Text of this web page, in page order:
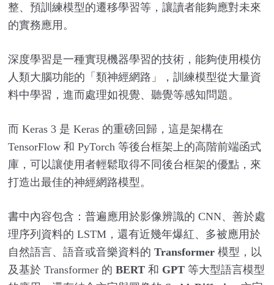
整、預訓練模型的遷移學習等，讓讀者能夠應對未來
的實務應用。
深度學習是一種實現機器學習的技術，能夠使用模仿
人類大腦功能的「類神經網路」，訓練模型從大量資
料中學習，進而處理如視覺、聽覺等感知問題。
而 Keras 3 是 Keras 的重磅回歸，這是架構在
TensorFlow 和 PyTorch 等後台框架上的高階前端函式
庫，可以讓使用者輕鬆取得不同後台框架的優點，來
打造出最佳的神經網路模型。
書中內容包含：普遍應用於影像辨識的 CNN、善於處
理序列資料的 LSTM ，還有近幾年爆紅、多被應用於
自然語言、語音或音樂資料的 Transformer 模型，以
及基於 Transformer 的 BERT 和 GPT 等大型語言模型